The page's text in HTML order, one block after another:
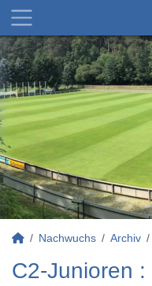
Nachwuchs Archiv
C2-Junioren :